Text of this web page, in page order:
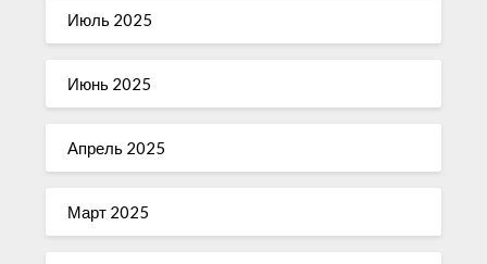
Июль 2025
Июнь 2025
Апрель 2025
Март 2025